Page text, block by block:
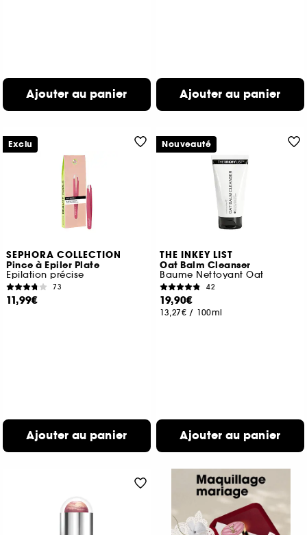
Ajouter au panier Ajouter au panier
SEPHORA COLLECTION
Pince à Epiler Plate
Epilation précise
73
11,99€
Ajouter au panier
Exclu
THE INKEY LIST
Oat Balm Cleanser
Baume Nettoyant Oat
42
19,90€
13,27€ / 100ml
Ajouter au panier
Nouveauté